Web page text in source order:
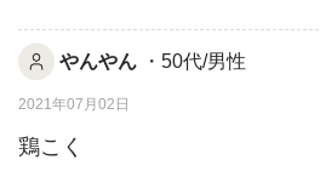
やんやん ・50代/男性
2021年07月02日
鶏こく